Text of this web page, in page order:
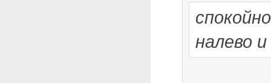
налево